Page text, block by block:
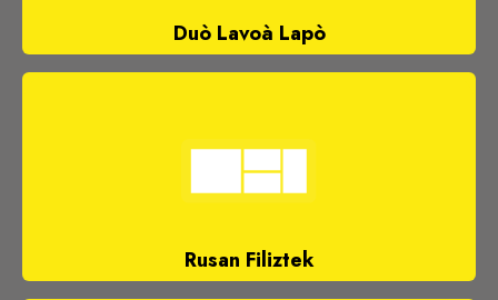
Duò Lavoà Lapò
Rusan Filiztek